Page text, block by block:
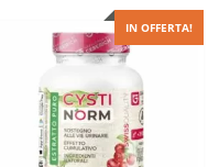
IN OFFERTA!